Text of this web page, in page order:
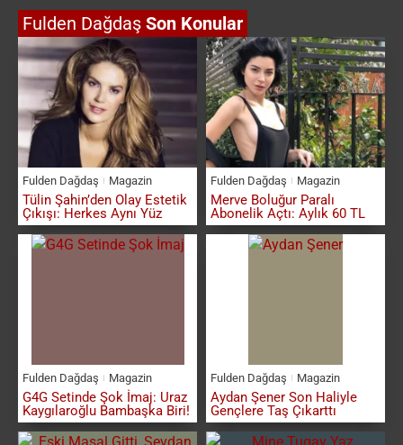
Fulden Dağdaş Son Konular
Fulden Dağdaş Magazin
Tülin Şahin’den Olay Estetik
Çıkışı: Herkes Aynı Yüz
Fulden Dağdaş Magazin
Merve Boluğur Paralı
Abonelik Açtı: Aylık 60 TL
Fulden Dağdaş Magazin
G4G Setinde Şok İmaj: Uraz
Kaygılaroğlu Bambaşka Biri!
Fulden Dağdaş Magazin
Aydan Şener Son Haliyle
Gençlere Taş Çıkarttı